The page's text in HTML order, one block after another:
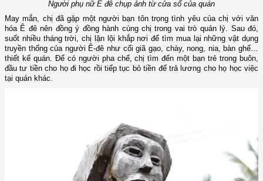
Người phụ nữ Ê đê chụp ảnh từ cửa sổ của quán
May mắn, chị đã gặp một người bạn tôn trọng tình yêu của chị với văn
hóa Ê đê nên đồng ý đồng hành cùng chị trong vai trò quản lý. Sau đó,
suốt nhiều tháng trời, chị lặn lội khắp nơi để tìm mua lại những vật dụng
truyền thống của người Ê-đê như cối giã gạo, chày, nong, nia, bàn ghế…
thiết kế quán. Để có người pha chế, chị tìm đến một bạn trẻ trong buôn,
đầu tư tiền cho họ đi học rồi tiếp tục bỏ tiền để trả lương cho họ học việc
tại quán khác.